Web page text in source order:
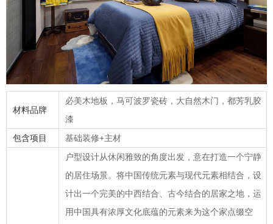
材料品牌
必美木地板，马可波罗瓷砖，大自然木门，都芳乳胶
漆
包含项目
基础装修+主材
户型设计从休闲雅致的角度出发，意在打造一个宁静
的居住场景。将中国传统元素与现代元素相结合，设
计出一个完美的中西结合、古今结合的居家之地，运
用中国具有浓厚文化底蕴的元素来为这个家点缀空